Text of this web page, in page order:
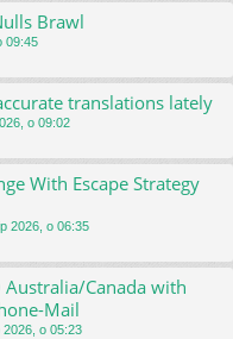
Brawl
09:45
translations lately
o 09:02
With Escape Strategy
2026, o 06:35
Australia/Canada with
Mail
2026, o 05:23